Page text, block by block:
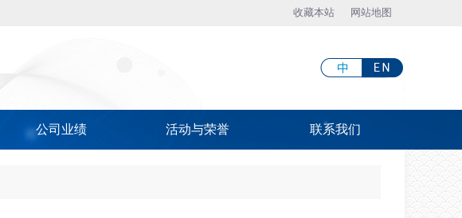
收藏本站 网站地图
公司业绩 活动与荣誉 联系我们